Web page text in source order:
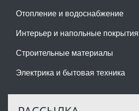
Отопление и водоснабжение
Интерьер и напольные покрытия
Строительные материалы
Электрика и бытовая техника